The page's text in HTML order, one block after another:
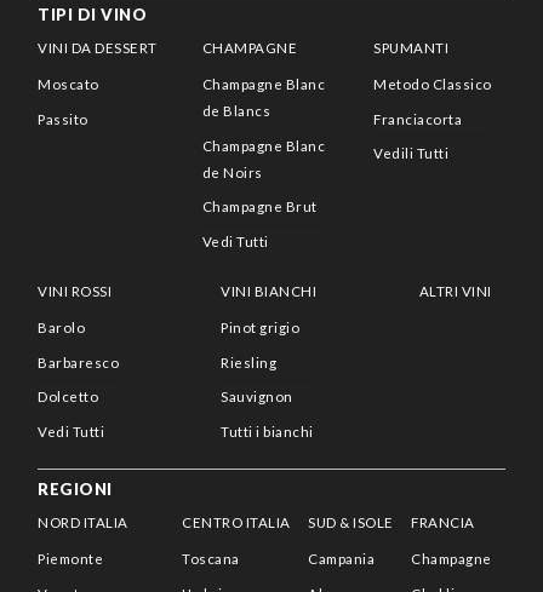
TIPI DI VINO
VINI DA DESSERT
Moscato
Passito
CHAMPAGNE
Champagne Blanc
de Blancs
Champagne Blanc
de Noirs
Champagne Brut
Vedi Tutti
SPUMANTI
Metodo Classico
Franciacorta
Vedili Tutti
VINI ROSSI
Barolo
Barbaresco
Dolcetto
Vedi Tutti
VINI BIANCHI
Pinot grigio
Riesling
Sauvignon
Tutti i bianchi
ALTRI VINI
REGIONI
NORD ITALIA
Piemonte
CENTRO ITALIA
Toscana
SUD & ISOLE
Campania
FRANCIA
Champagne